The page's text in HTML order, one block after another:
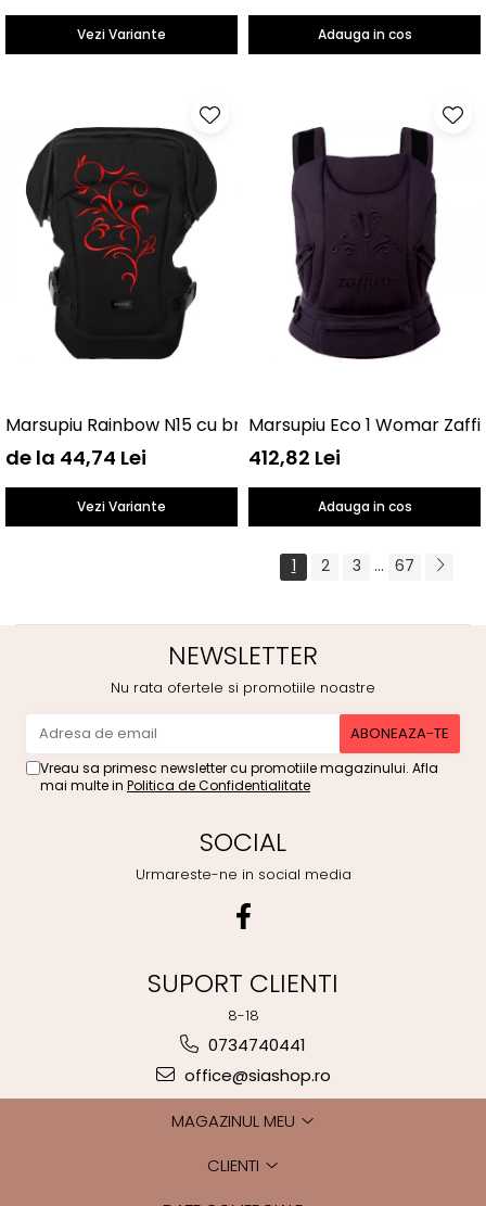
Vezi Variante Adauga in cos
Marsupiu Rainbow N15 cu broderie Womar Zaffiro AN-
de la 44,74 Lei
Vezi Variante
Marsupiu Eco 1 Womar
412,82 Lei
Adauga in cos
1 2 3 ... 67
NEWSLETTER
Nu rata ofertele si promotiile noastre
Vreau sa primesc newsletter cu promotiile magazinului. Afla
mai multe in Politica de Confidentialitate
SOCIAL
Urmareste-ne in social media
SUPORT CLIENTI
8-18
0734740441
office@siashop.ro
MAGAZINUL MEU
CLIENTI